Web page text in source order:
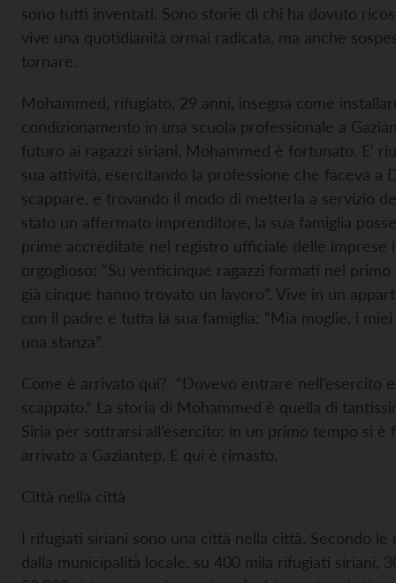
sono tutti inventati. Sono storie di chi ha dovuto
vive una quotidianità ormai radicata, ma anche
tornare.
Mohammed, rifugiato, 29 anni, insegna come
condizionamento in una scuola professionale a
futuro ai ragazzi siriani. Mohammed è fortunato. E’
sua attività, esercitando la professione che faceva a
scappare, e trovando il modo di metterla a servizio
stato un affermato imprenditore, la sua famiglia
prime accreditate nel registro ufficiale delle imprese
orgoglioso: “Su venticinque ragazzi formati nel
già cinque hanno trovato un lavoro”. Vive in un
con il padre e tutta la sua famiglia: “Mia moglie, i
una stanza”.
Come è arrivato qui? “Dovevo entrare nell’esercito
scappato.” La storia di Mohammed è quella di
Siria per sottrarsi all’esercito: in un primo tempo si è
arrivato a Gaziantep. E qui è rimasto.
Città nella città
I rifugiati siriani sono una città nella città. Secondo
dalla municipalità locale, su 400 mila rifugiati siriani,